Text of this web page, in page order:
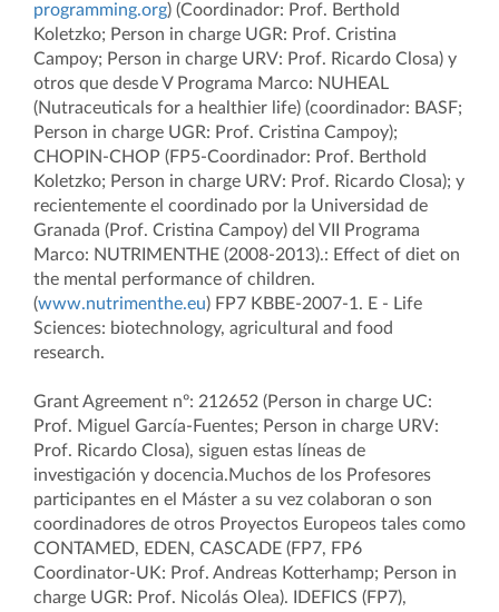
programming.org) (Coordinador: Prof. Berthold
Koletzko; Person in charge UGR: Prof. Cristina
Campoy; Person in charge URV: Prof. Ricardo Closa) y
otros que desde V Programa Marco: NUHEAL
(Nutraceuticals for a healthier life) (coordinador: BASF;
Person in charge UGR: Prof. Cristina Campoy);
CHOPIN-CHOP (FP5-Coordinador: Prof. Berthold
Koletzko; Person in charge URV: Prof. Ricardo Closa); y
recientemente el coordinado por la Universidad de
Granada (Prof. Cristina Campoy) del VII Programa
Marco: NUTRIMENTHE (2008-2013).: Effect of diet on
the mental performance of children.
(www.nutrimenthe.eu) FP7 KBBE-2007-1. E - Life
Sciences: biotechnology, agricultural and food
research.
Grant Agreement nº: 212652 (Person in charge UC:
Prof. Miguel García-Fuentes; Person in charge URV:
Prof. Ricardo Closa), siguen estas líneas de
investigación y docencia.Muchos de los Profesores
participantes en el Máster a su vez colaboran o son
coordinadores de otros Proyectos Europeos tales como
CONTAMED, EDEN, CASCADE (FP7, FP6
Coordinator-UK: Prof. Andreas Kotterhamp; Person in
charge UGR: Prof. Nicolás Olea). IDEFICS (FP7),